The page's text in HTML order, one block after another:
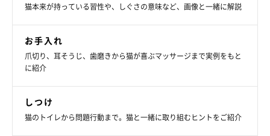
猫本来が持っている習性や、しぐさの意味など、画像と一緒に解説
お手入れ
爪切り、耳そうじ、歯磨きから猫が喜ぶマッサージまで実例をもと
に紹介
しつけ
猫のトイレから問題行動まで。猫と一緒に取り組むヒントをご紹介